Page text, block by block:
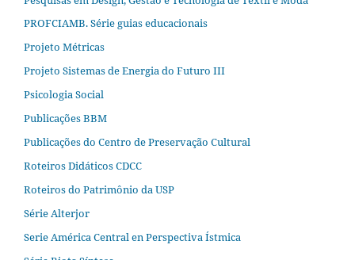
PROFCIAMB. Série guias educacionais
Projeto Métricas
Projeto Sistemas de Energia do Futuro III
Psicologia Social
Publicações BBM
Publicações do Centro de Preservação Cultural
Roteiros Didáticos CDCC
Roteiros do Patrimônio da USP
Série Alterjor
Serie América Central en Perspectiva Ístmica